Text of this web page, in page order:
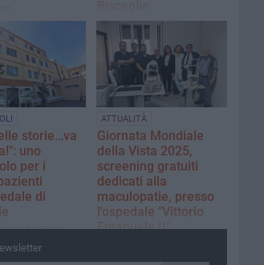
si ricorda il
del Figlio di
umana va
suo inizio»
Il circolo cittadino: «Si
impedisca che i problemi di
organizzazione del Dimiccoli
di Barletta abbiano effetti
sul presidio biscegliese»
storie…va
uno
per i
di
previsto
18 ottobre
ATTUALITÀ
Giornata Mondiale
della Vista 2025,
screening gratuiti
dedicati alla
maculopatie, presso
l'ospedale "Vittorio
Emanuele II"